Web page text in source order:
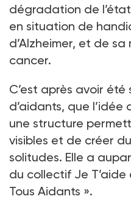
dégradation de
en situation de
d’Alzheimer, et de
cancer.
C’est après avoir
d’aidants, que
une structure
visibles et de créer
solitudes. Elle a
du collectif Je
Tous Aidants ».